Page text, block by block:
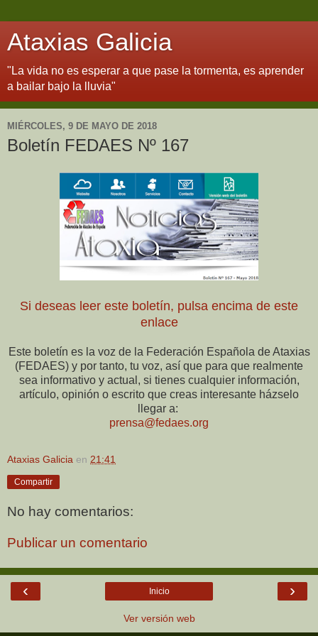
Ataxias Galicia
"La vida no es esperar a que pase la tormenta, es aprender
a bailar bajo la lluvia"
MIÉRCOLES, 9 DE MAYO DE 2018
Boletín FEDAES Nº 167
Si deseas leer este boletín, pulsa encima de este
enlace
Este boletín es la voz de la Federación Española de Ataxias
(FEDAES) y por tanto, tu voz, así que para que realmente
sea informativo y actual, si tienes cualquier información,
artículo, opinión o escrito que creas interesante házselo
llegar a:
prensa@fedaes.org
Ataxias Galicia en 21:41
Compartir
No hay comentarios:
Publicar un comentario
‹ ›
Inicio
Ver versión web